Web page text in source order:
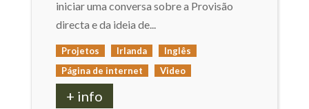
iniciar uma conversa sobre a Provisão
directa e da ideia de...
Projetos Irlanda
Inglês
Página de internet
Video
+ info